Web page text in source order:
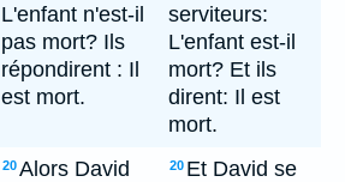
L'enfant n'est-il
pas mort? Ils
répondirent : Il
est mort.
serviteurs:
L'enfant est-il
mort? Et ils
dirent: Il est
mort.
20Alors David
20 Et David se